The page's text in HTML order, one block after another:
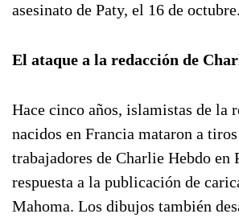
asesinato de Paty, el 16 de octubre.
El ataque a la redacción de
Hace cinco años, islamistas de la
nacidos en Francia mataron a
trabajadores de Charlie Hebdo en
respuesta a la publicación de
Mahoma. Los dibujos también